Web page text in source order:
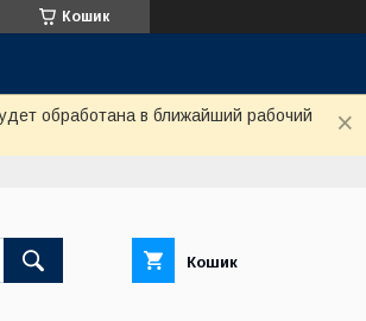
Кошик
обработана в ближайший рабочий
Кошик